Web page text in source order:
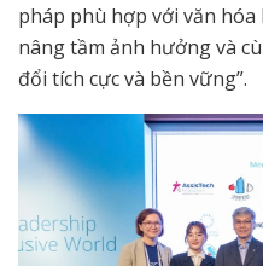
pháp phù hợp với văn
nâng tầm ảnh hưởng và
đổi tích cực và bền vững”.